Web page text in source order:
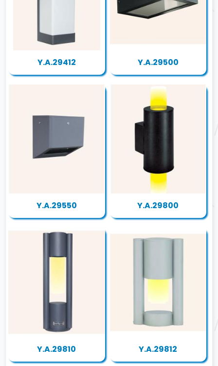
Y.A.29412 Y.A.29500
Y.A.29550 Y.A.29800
Y.A.29810 Y.A.29812